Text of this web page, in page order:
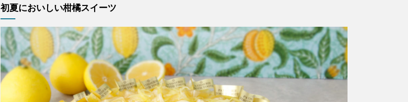
初夏においしい柑橘スイーツ